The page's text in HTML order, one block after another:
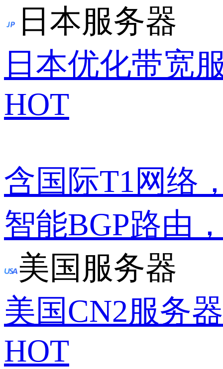
日本服务器
日本优化带宽
HOT
含国际T1网络
智能BGP路由
美国服务器
美国CN2服务器
HOT